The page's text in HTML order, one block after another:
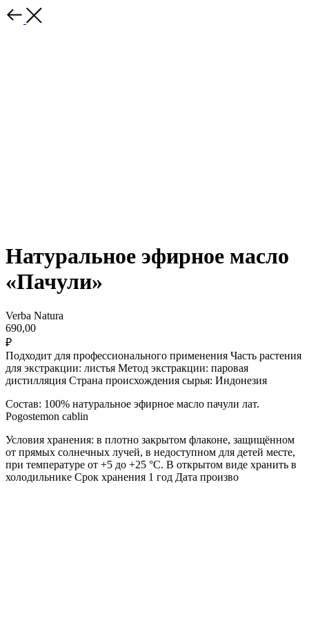
Натуральное эфирное масло
«Пачули»
Verba Natura
690,00
₽
Подходит для профессионального применения Часть растения
для экстракции: листья Метод экстракции: паровая
дистилляция Страна происхождения сырья: Индонезия
Состав: 100% натуральное эфирное масло пачули лат.
Pogostemon cablin
Условия хранения: в плотно закрытом флаконе, защищённом
от прямых солнечных лучей, в недоступном для детей месте,
при температуре от +5 до +25 °С. В открытом виде хранить в
холодильнике Срок хранения 1 год Дата произво